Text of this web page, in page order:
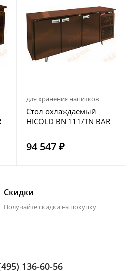
для хранения напитков
Стол охлаждаемый
HICOLD BN 111/TN BAR
94 547 ₽
Скидки
Получайте скидки на покупку
136-60-56